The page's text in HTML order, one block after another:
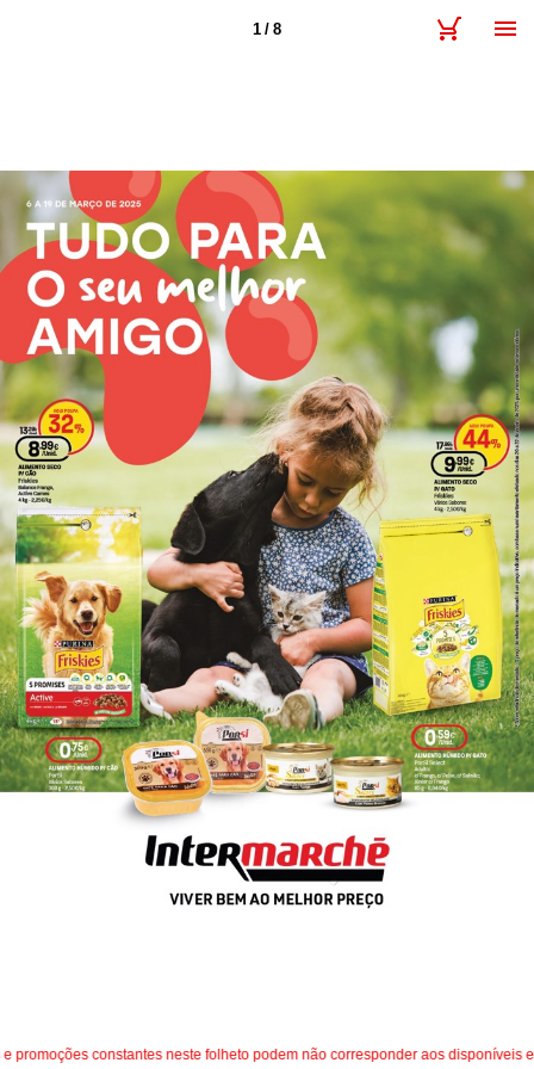
1 / 8
promoções constantes neste folheto podem não corresponder aos disponíveis